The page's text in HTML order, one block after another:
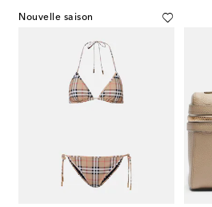
Nouvelle saison